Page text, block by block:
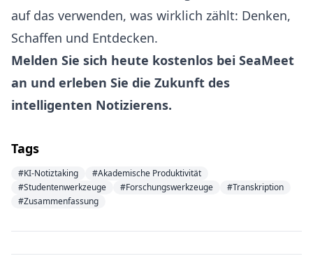
auf das verwenden, was wirklich zählt: Denken,
Schaffen und Entdecken.
Melden Sie sich heute kostenlos bei SeaMeet
an und erleben Sie die Zukunft des
intelligenten Notizierens.
Tags
#KI-Notiztaking
#Akademische Produktivität
#Studentenwerkzeuge
#Forschungswerkzeuge
#Transkription
#Zusammenfassung